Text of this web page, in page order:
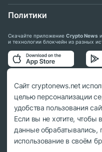
Политики
Скачайте приложение Crypto News
и технологии блокчейн из разных
Подписывайтесь на нас в
© 2018 - 2026 Crypto News. При
cryptonews.net обязательна.
Сайт cryptonews.net
целью персонализации
удобства пользования
Если вы не хотите, чтобы
данные обрабатывались,
использование в своём